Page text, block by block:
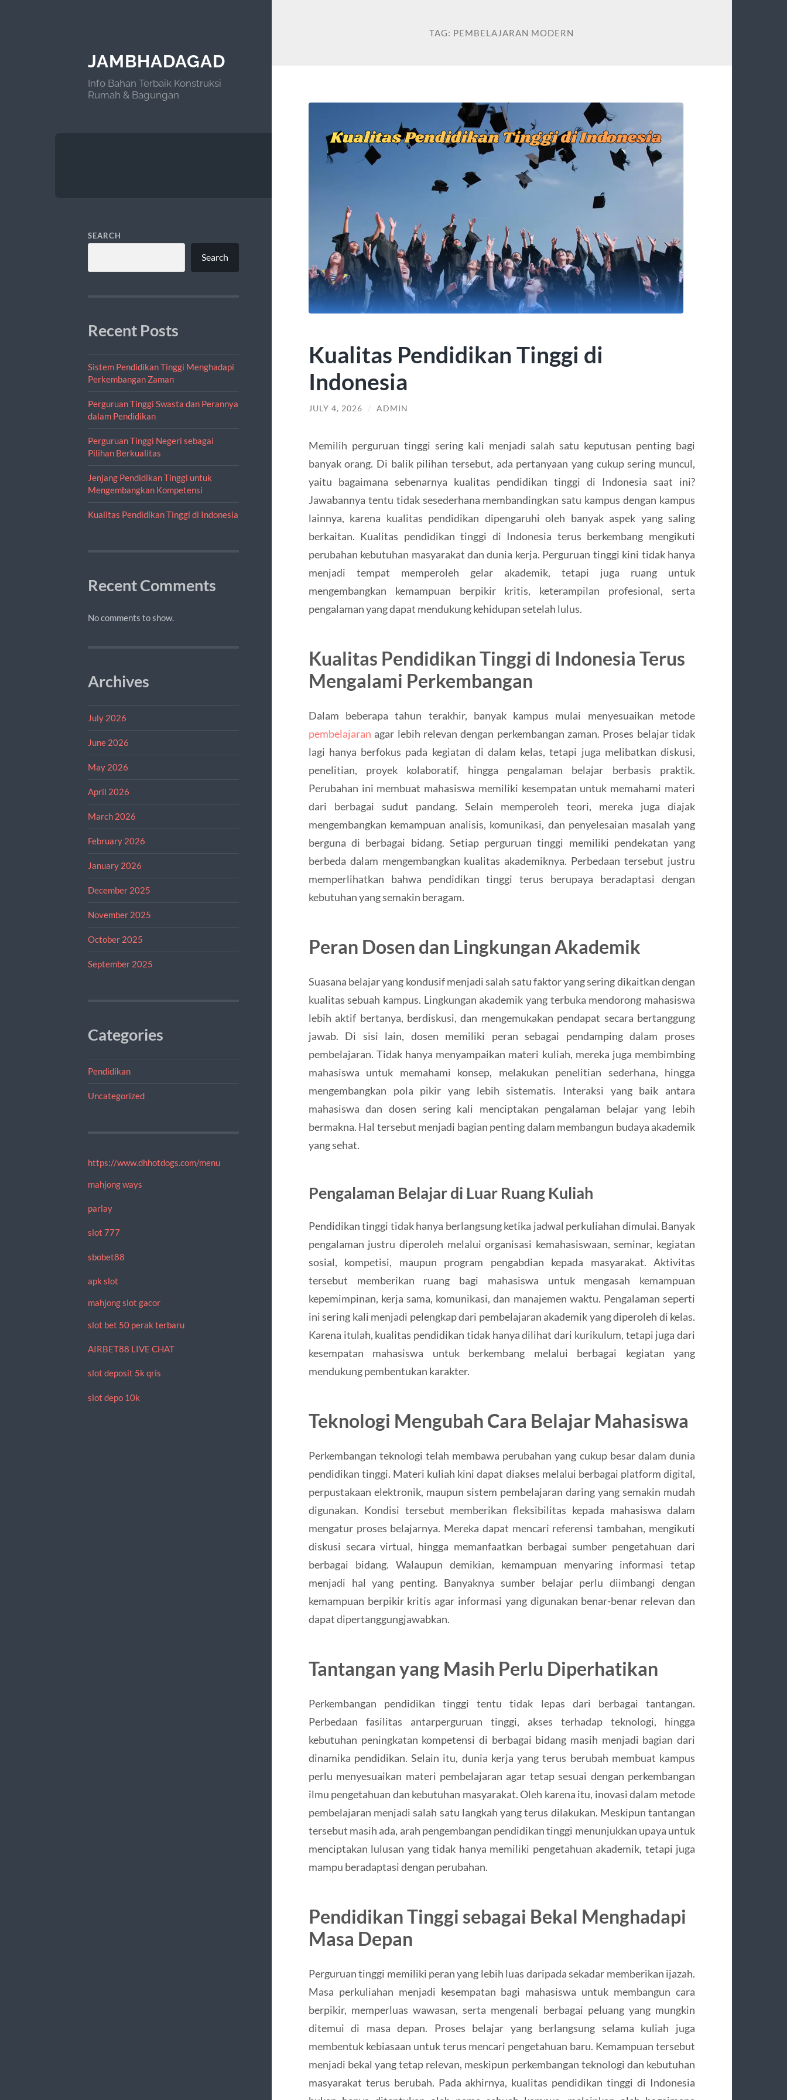
JAMBHADAGAD
Info Bahan Terbaik Konstruksi
Rumah & Bagungan
SEARCH
Search
Recent Posts
Sistem Pendidikan Tinggi Menghadapi
Perkembangan Zaman
Perguruan Tinggi Swasta dan Perannya
dalam Pendidikan
Perguruan Tinggi Negeri sebagai
Pilihan Berkualitas
Jenjang Pendidikan Tinggi untuk
Mengembangkan Kompetensi
Kualitas Pendidikan Tinggi di Indonesia
Recent Comments
No comments to show.
Archives
July 2026
June 2026
May 2026
April 2026
March 2026
February 2026
January 2026
December 2025
November 2025
October 2025
September 2025
Categories
Pendidikan
Uncategorized
https://www.dhhotdogs.com/menu
mahjong ways
parlay
slot 777
sbobet88
apk slot
mahjong slot gacor
slot bet 50 perak terbaru
AIRBET88 LIVE CHAT
slot deposit 5k qris
slot depo 10k
TAG: PEMBELAJARAN MODERN
Kualitas Pendidikan Tinggi di
Indonesia
JULY 4, 2026 / ADMIN
Memilih perguruan tinggi sering kali menjadi salah satu keputusan penting bagi
banyak orang. Di balik pilihan tersebut, ada pertanyaan yang cukup sering muncul,
yaitu bagaimana sebenarnya kualitas pendidikan tinggi di Indonesia saat ini?
Jawabannya tentu tidak sesederhana membandingkan satu kampus dengan kampus
lainnya, karena kualitas pendidikan dipengaruhi oleh banyak aspek yang saling
berkaitan. Kualitas pendidikan tinggi di Indonesia terus berkembang mengikuti
perubahan kebutuhan masyarakat dan dunia kerja. Perguruan tinggi kini tidak hanya
menjadi tempat memperoleh gelar akademik, tetapi juga ruang untuk
mengembangkan kemampuan berpikir kritis, keterampilan profesional, serta
pengalaman yang dapat mendukung kehidupan setelah lulus.
Kualitas Pendidikan Tinggi di Indonesia Terus
Mengalami Perkembangan
Dalam beberapa tahun terakhir, banyak kampus mulai menyesuaikan metode
pembelajaran agar lebih relevan dengan perkembangan zaman. Proses belajar tidak
lagi hanya berfokus pada kegiatan di dalam kelas, tetapi juga melibatkan diskusi,
penelitian, proyek kolaboratif, hingga pengalaman belajar berbasis praktik.
Perubahan ini membuat mahasiswa memiliki kesempatan untuk memahami materi
dari berbagai sudut pandang. Selain memperoleh teori, mereka juga diajak
mengembangkan kemampuan analisis, komunikasi, dan penyelesaian masalah yang
berguna di berbagai bidang. Setiap perguruan tinggi memiliki pendekatan yang
berbeda dalam mengembangkan kualitas akademiknya. Perbedaan tersebut justru
memperlihatkan bahwa pendidikan tinggi terus berupaya beradaptasi dengan
kebutuhan yang semakin beragam.
Peran Dosen dan Lingkungan Akademik
Suasana belajar yang kondusif menjadi salah satu faktor yang sering dikaitkan dengan
kualitas sebuah kampus. Lingkungan akademik yang terbuka mendorong mahasiswa
lebih aktif bertanya, berdiskusi, dan mengemukakan pendapat secara bertanggung
jawab. Di sisi lain, dosen memiliki peran sebagai pendamping dalam proses
pembelajaran. Tidak hanya menyampaikan materi kuliah, mereka juga membimbing
mahasiswa untuk memahami konsep, melakukan penelitian sederhana, hingga
mengembangkan pola pikir yang lebih sistematis. Interaksi yang baik antara
mahasiswa dan dosen sering kali menciptakan pengalaman belajar yang lebih
bermakna. Hal tersebut menjadi bagian penting dalam membangun budaya akademik
yang sehat.
Pengalaman Belajar di Luar Ruang Kuliah
Pendidikan tinggi tidak hanya berlangsung ketika jadwal perkuliahan dimulai. Banyak
pengalaman justru diperoleh melalui organisasi kemahasiswaan, seminar, kegiatan
sosial, kompetisi, maupun program pengabdian kepada masyarakat. Aktivitas
tersebut memberikan ruang bagi mahasiswa untuk mengasah kemampuan
kepemimpinan, kerja sama, komunikasi, dan manajemen waktu. Pengalaman seperti
ini sering kali menjadi pelengkap dari pembelajaran akademik yang diperoleh di kelas.
Karena itulah, kualitas pendidikan tidak hanya dilihat dari kurikulum, tetapi juga dari
kesempatan mahasiswa untuk berkembang melalui berbagai kegiatan yang
mendukung pembentukan karakter.
Teknologi Mengubah Cara Belajar Mahasiswa
Perkembangan teknologi telah membawa perubahan yang cukup besar dalam dunia
pendidikan tinggi. Materi kuliah kini dapat diakses melalui berbagai platform digital,
perpustakaan elektronik, maupun sistem pembelajaran daring yang semakin mudah
digunakan. Kondisi tersebut memberikan fleksibilitas kepada mahasiswa dalam
mengatur proses belajarnya. Mereka dapat mencari referensi tambahan, mengikuti
diskusi secara virtual, hingga memanfaatkan berbagai sumber pengetahuan dari
berbagai bidang. Walaupun demikian, kemampuan menyaring informasi tetap
menjadi hal yang penting. Banyaknya sumber belajar perlu diimbangi dengan
kemampuan berpikir kritis agar informasi yang digunakan benar-benar relevan dan
dapat dipertanggungjawabkan.
Tantangan yang Masih Perlu Diperhatikan
Perkembangan pendidikan tinggi tentu tidak lepas dari berbagai tantangan.
Perbedaan fasilitas antarperguruan tinggi, akses terhadap teknologi, hingga
kebutuhan peningkatan kompetensi di berbagai bidang masih menjadi bagian dari
dinamika pendidikan. Selain itu, dunia kerja yang terus berubah membuat kampus
perlu menyesuaikan materi pembelajaran agar tetap sesuai dengan perkembangan
ilmu pengetahuan dan kebutuhan masyarakat. Oleh karena itu, inovasi dalam metode
pembelajaran menjadi salah satu langkah yang terus dilakukan. Meskipun tantangan
tersebut masih ada, arah pengembangan pendidikan tinggi menunjukkan upaya untuk
menciptakan lulusan yang tidak hanya memiliki pengetahuan akademik, tetapi juga
mampu beradaptasi dengan perubahan.
Pendidikan Tinggi sebagai Bekal Menghadapi
Masa Depan
Perguruan tinggi memiliki peran yang lebih luas daripada sekadar memberikan ijazah.
Masa perkuliahan menjadi kesempatan bagi mahasiswa untuk membangun cara
berpikir, memperluas wawasan, serta mengenali berbagai peluang yang mungkin
ditemui di masa depan. Proses belajar yang berlangsung selama kuliah juga
membentuk kebiasaan untuk terus mencari pengetahuan baru. Kemampuan tersebut
menjadi bekal yang tetap relevan, meskipun perkembangan teknologi dan kebutuhan
masyarakat terus berubah. Pada akhirnya, kualitas pendidikan tinggi di Indonesia